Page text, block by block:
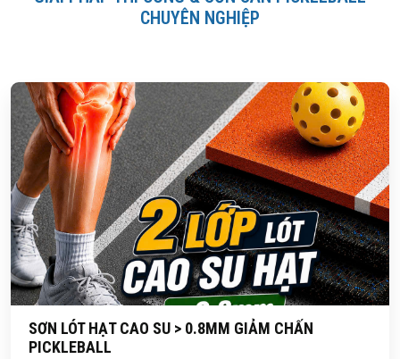
CHUYÊN NGHIỆP
SƠN LÓT HẠT CAO SU > 0.8MM GIẢM CHẤN
PICKLEBALL